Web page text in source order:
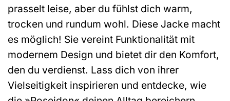
prasselt leise, aber du fühlst dich warm,
trocken und rundum wohl. Diese Jacke macht
es möglich! Sie vereint Funktionalität mit
modernem Design und bietet dir den Komfort,
den du verdienst. Lass dich von ihrer
Vielseitigkeit inspirieren und entdecke, wie